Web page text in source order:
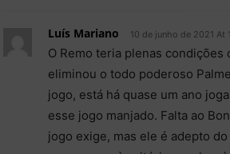
Luís Mariano 10 de junho de 2021 At
O Remo teria plenas condições
eliminou o todo poderoso
jogo, está há quase um ano
esse jogo manjado. Falta ao
jogo exige, mas ele é adepto